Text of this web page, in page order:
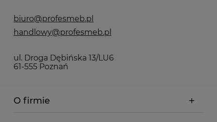
biuro@profesmeb.pl
handlowy@profesmeb.pl
ul. Droga Dębińska 13/LU6
61-555 Poznań
O firmie